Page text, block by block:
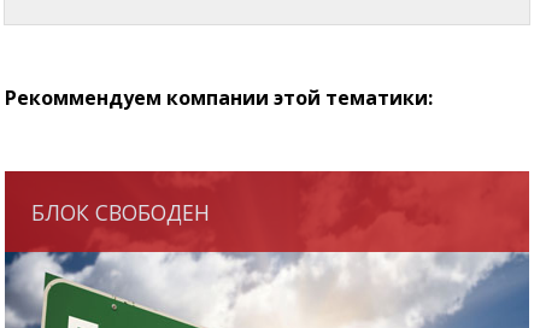
Рекоммендуем компании этой тематики:
БЛОК СВОБОДЕН